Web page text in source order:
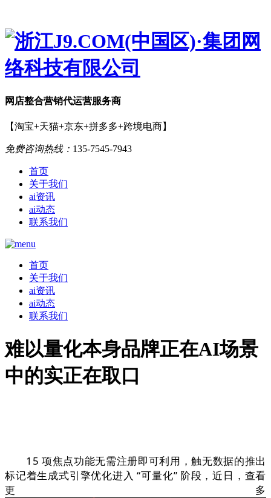
网店整合营销代运营服务商
【淘宝+天猫+京东+拼多多+跨境电商】
免费咨询热线： 135-7545-7943
首页
关于我们
ai资讯
ai动态
联系我们
首页
关于我们
ai资讯
ai动态
联系我们
难以量化本身品牌正在AI场景
中的实正在取口
15 项焦点功能无需注册即可利用，触无数据的推出
标记着生成式引擎优化进入 “可量化” 阶段，近日，查看
更多